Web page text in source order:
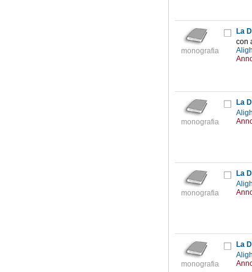
monografia
con
monografia
La
monografia
La
monografia
La